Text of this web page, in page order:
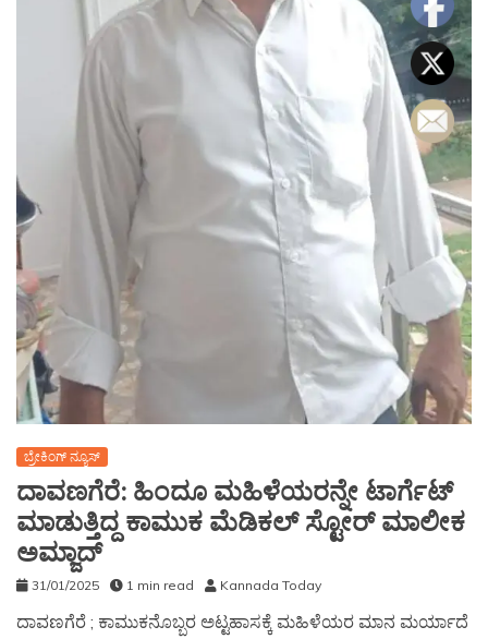
ಬ್ರೇಕಿಂಗ್ ನ್ಯೂಸ್
ದಾವಣಗೆರೆ: ಹಿಂದೂ ಮಹಿಳೆಯರನ್ನೇ ಟಾರ್ಗೆಟ್
ಮಾಡುತ್ತಿದ್ದ ಕಾಮುಕ ಮೆಡಿಕಲ್ ಸ್ಟೋರ್ ಮಾಲೀಕ
ಅಮ್ಜಾದ್
31/01/2025 1 min read Kannada Today
ದಾವಣಗೆರೆ ; ಕಾಮುಕನೊಬ್ಬರ ಅಟ್ಟಹಾಸಕ್ಕೆ ಮಹಿಳೆಯರ ಮಾನ ಮರ್ಯಾದೆ